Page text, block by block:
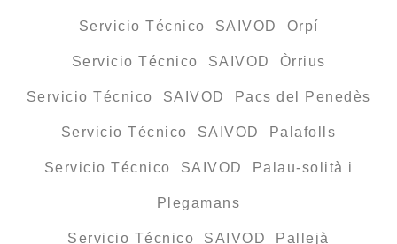
Servicio Técnico SAIVOD Orpí
Servicio Técnico SAIVOD Òrrius
Servicio Técnico SAIVOD Pacs del Penedès
Servicio Técnico SAIVOD Palafolls
Servicio Técnico SAIVOD Palau-solità i
Plegamans
Servicio Técnico SAIVOD Pallejà